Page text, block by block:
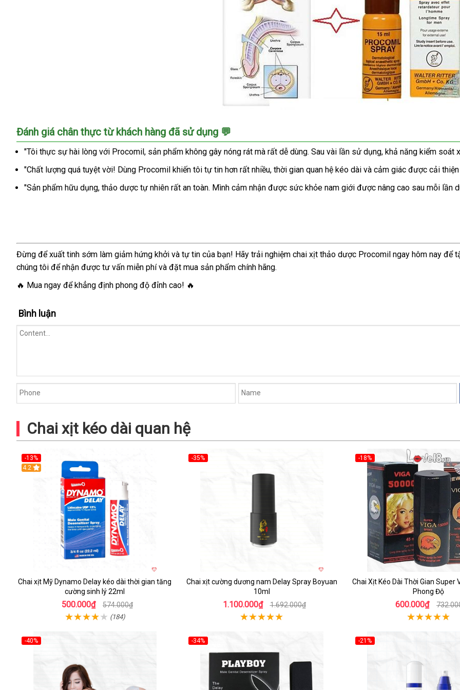
Chai
xịt
thảo
Procomil
kéo
dài
hiệu
quả
nhanh
Đánh giá chân thực từ khách hàng đã sử dụng 💬
"Tôi thực sự hài lòng với Procomil, sản phẩm không gây nóng rát mà rất dễ dùng. Sau vài lần sử dụng, khả năng kiểm soát
"Chất lượng quá tuyệt vời! Dùng Procomil khiến tôi tự tin hơn rất nhiều, thời gian quan hệ kéo dài và cảm giác được cải thiện
"Sản phẩm hữu dụng, thảo dược tự nhiên rất an toàn. Mình cảm nhận được sức khỏe nam giới được nâng cao sau mỗi lần
Đừng để xuất tinh sớm làm giảm hứng khởi và tự tin của bạn! Hãy trải nghiệm chai xịt thảo dược Procomil ngay hôm nay để
chúng tôi để nhận được tư vấn miễn phí và đặt mua sản phẩm chính hãng.
🔥 Mua ngay để khẳng định phong độ đỉnh cao! 🔥
Bình luận
Chai xịt kéo dài quan hệ
-13%
Hot
4.2
Chai xịt Mỹ Dynamo Delay kéo dài thời gian tăng
cường sinh lý 22ml
500.000₫ 574.000₫
(184)
-35%
Chai xịt cường dương nam Delay Spray Boyuan
10ml
1.100.000₫ 1.692.000₫
-18%
Chai Xịt Kéo Dài Thời Gian Super
Phong Độ
600.000₫
-40%
-34%
-21%